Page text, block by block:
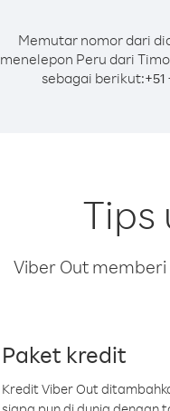
Memutar nomor dari
menelepon Peru dari
sebagai berikut:+51
Tips
Viber Out
Paket kredit
Kredit Viber Out